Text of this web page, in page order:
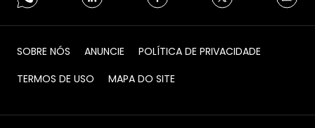
SOBRE NÓS ANUNCIE
POLÍTICA DE PRIVACIDADE
TERMOS DE USO
MAPA DO SITE